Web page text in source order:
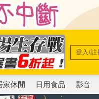
登入/註
家休閒 日用食品 影音